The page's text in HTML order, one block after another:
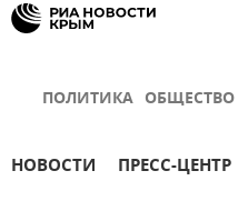
ПОЛИТИКА ОБЩЕСТВО
НОВОСТИ ПРЕСС-ЦЕНТР